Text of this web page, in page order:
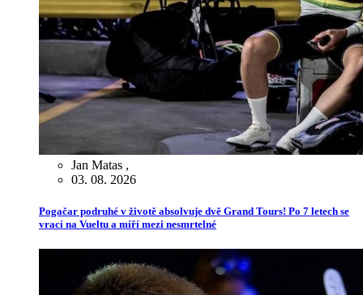
Jan Matas ,
03. 08. 2026
Pogačar podruhé v životě absolvuje dvě Grand Tours! Po 7 letech se
vrací na Vueltu a míří mezi nesmrtelné